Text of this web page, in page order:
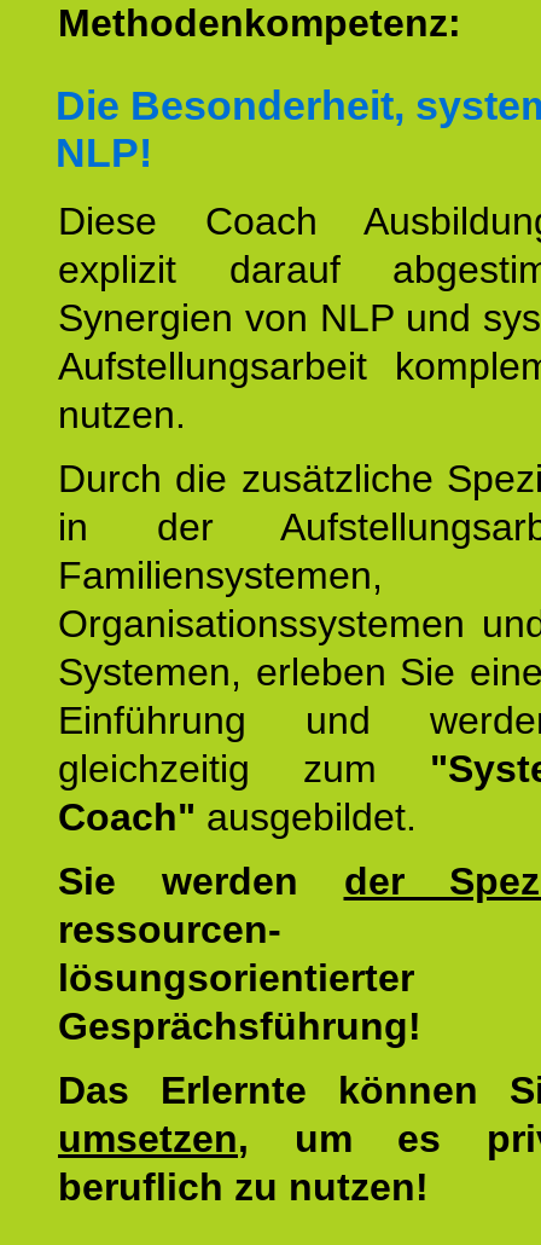
Methodenkompetenz:
Die Besonderheit,
NLP!
Diese Coach
explizit darauf
Synergien von NLP und
Aufstellungsarbeit
nutzen.
Durch die zusätzliche
in der
Familiensystemen,
Organisationssystemen
Systemen, erleben Sie
Einführung und
gleichzeitig zum
Coach" ausgebildet.
Sie werden der
lösungsorientierter
Gesprächsführung!
Das Erlernte können
umsetzen, um es
beruflich zu nutzen!